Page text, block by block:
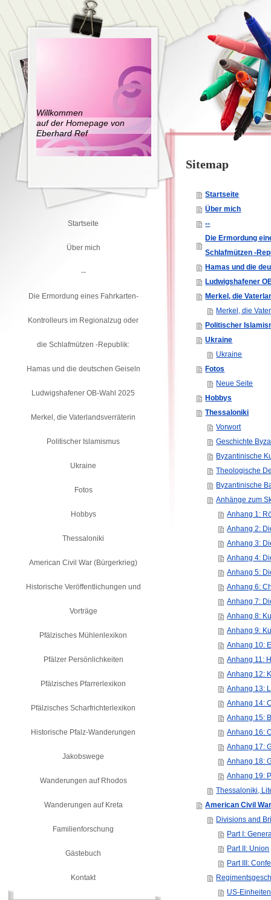
Willkommen
auf der Homepage von
Eberhard Ref
Sitemap
Startseite
Über mich
--
Die Ermordung
Schlafmützen -
Hamas und die
Ludwigshafener
Merkel, die
Merkel, die
Politischer
Ukraine
Ukraine
Fotos
Neue Seite
Hobbys
Thessaloniki
Vorwort
Geschichte
Byzantinische
Theologische
Byzantinische
Anhänge zum
Anhang 1:
Anhang 2:
Anhang 3:
Anhang 4:
Anhang 5:
Anhang 6:
Anhang 7:
Anhang 8:
Anhang 9:
Anhang 10:
Anhang 11:
Anhang 12:
Anhang 13:
Anhang 14:
Anhang 15:
Anhang 16:
Anhang 17:
Anhang 18:
Anhang 19:
Thessaloniki,
American Civil
Divisions and
Part I:
Part II: Union
Part III:
US-
Startseite
Über mich
--
Die Ermordung eines Fahrkarten-
Kontrolleurs im Regionalzug oder
die Schlafmützen -Republik:
Hamas und die deutschen Geiseln
Ludwigshafener OB-Wahl 2025
Merkel, die Vaterlandsverräterin
Politischer Islamismus
Ukraine
Fotos
Hobbys
Thessaloniki
American Civil War (Bürgerkrieg)
Historische Veröffentlichungen und
Vorträge
Pfälzisches Mühlenlexikon
Pfälzer Persönlichkeiten
Pfälzisches Pfarrerlexikon
Pfälzisches Scharfrichterlexikon
Historische Pfalz-Wanderungen
Jakobswege
Wanderungen auf Rhodos
Wanderungen auf Kreta
Familienforschung
Gästebuch
Kontakt